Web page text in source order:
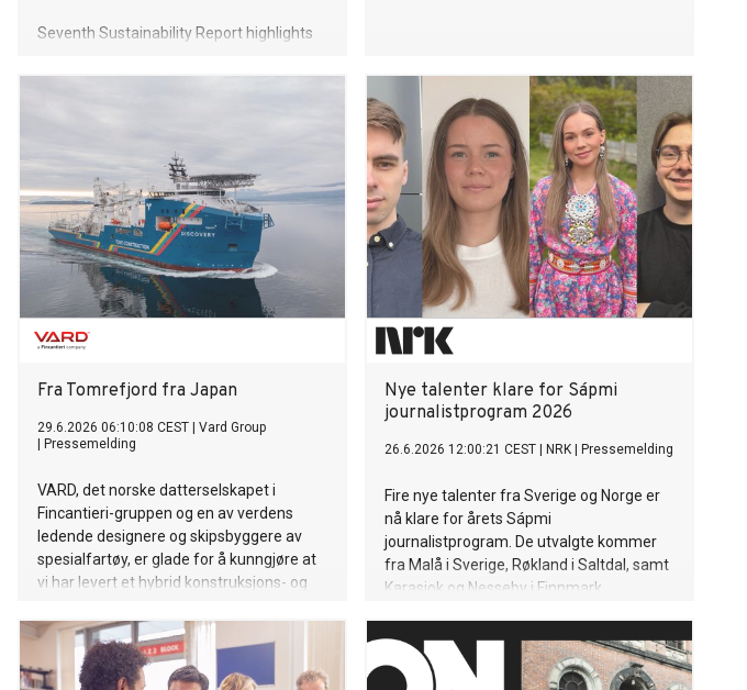
Seventh Sustainability Report highlights
sovereignty External ESG rating confirms
transition plan serves as central
instrument for future-proofing business
processes
Fra Tomrefjord fra Japan
29.6.2026 06:10:08 CEST
Vard Group
Pressemelding
VARD, det norske datterselskapet i
Fincantieri-gruppen og en av verdens
ledende designere og skipsbyggere av
spesialfartøy, er glade for å kunngjøre at
vi har levert et hybrid konstruksjons- og
Construction Co Ltd.
Nye talenter klare for Sápmi
journalistprogram 2026
26.6.2026 12:00:21 CEST NRK Pressemelding
Fire nye talenter fra Sverige og Norge er
nå klare for årets Sápmi
journalistprogram. De utvalgte kommer
fra Malå i Sverige, Røkland i Saltdal, samt
Karasjok og Nesseby i Finnmark.